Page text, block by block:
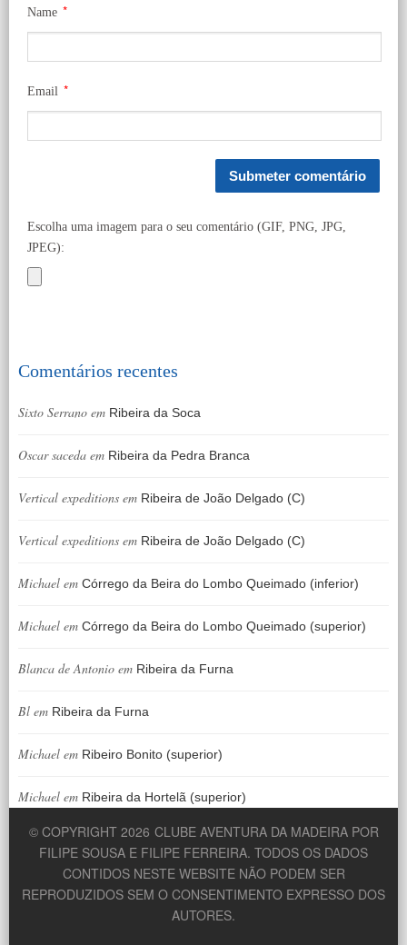
Name *
Email *
Escolha uma imagem para o seu comentário (GIF, PNG, JPG,
JPEG):
Comentários recentes
Sixto Serrano em Ribeira da Soca
Oscar saceda em Ribeira da Pedra Branca
Vertical expeditions em Ribeira de João Delgado (C)
Vertical expeditions em Ribeira de João Delgado (C)
Michael em Córrego da Beira do Lombo Queimado (inferior)
Michael em Córrego da Beira do Lombo Queimado (superior)
Blanca de Antonio em Ribeira da Furna
Bl em Ribeira da Furna
Michael em Ribeiro Bonito (superior)
Michael em Ribeira da Hortelã (superior)
© COPYRIGHT 2026 CLUBE AVENTURA DA MADEIRA POR
FILIPE SOUSA E FILIPE FERREIRA. TODOS OS DADOS
CONTIDOS NESTE WEBSITE NÃO PODEM SER
REPRODUZIDOS SEM O CONSENTIMENTO EXPRESSO DOS
AUTORES.